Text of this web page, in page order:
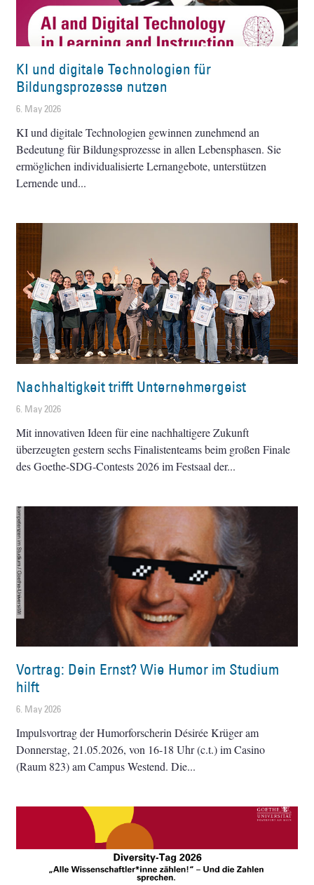
KI und digitale Technologien für
Bildungsprozesse nutzen
6. May 2026
KI und digitale Technologien gewinnen zunehmend an
Bedeutung für Bildungsprozesse in allen Lebensphasen. Sie
ermöglichen individualisierte Lernangebote, unterstützen
Lernende und
Nachhaltigkeit trifft Unternehmergeist
6. May 2026
Mit innovativen Ideen für eine nachhaltigere Zukunft
überzeugten gestern sechs Finalistenteams beim großen Finale
des Goethe-SDG-Contests 2026 im Festsaal der
Vortrag: Dein Ernst? Wie Humor im Studium
hilft
6. May 2026
Impulsvortrag der Humorforscherin Désirée Krüger am
Donnerstag, 21.05.2026, von 16-18 Uhr (c.t.) im Casino
(Raum 823) am Campus Westend. Die